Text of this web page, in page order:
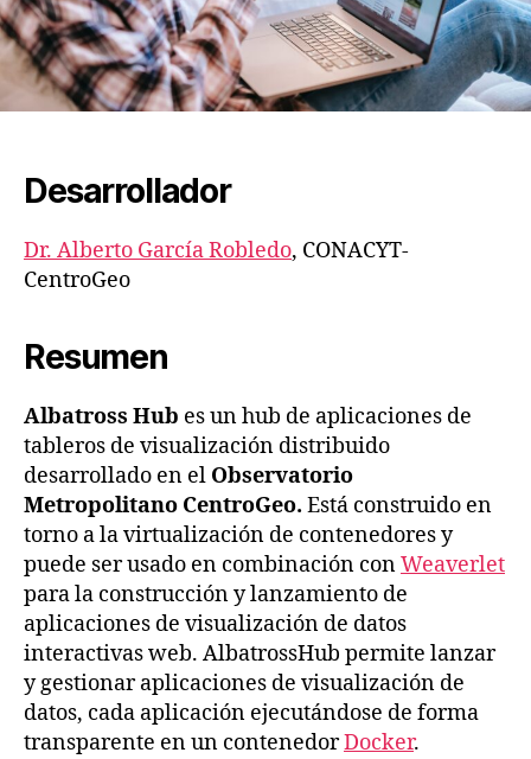
Desarrollador
Dr. Alberto García Robledo, CONACYT-
CentroGeo
Resumen
Albatross Hub es un hub de aplicaciones de
tableros de visualización distribuido
desarrollado en el Observatorio
Metropolitano CentroGeo. Está construido en
torno a la virtualización de contenedores y
puede ser usado en combinación conWeaverlet
para la construcción y lanzamiento de
aplicaciones de visualización de datos
interactivas web. AlbatrossHub permite lanzar
y gestionar aplicaciones de visualización de
datos, cada aplicación ejecutándose de forma
transparente en un contenedorDocker.